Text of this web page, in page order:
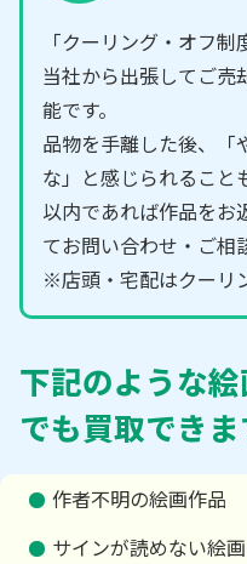
「クーリング・オフ制
当社から出張してご売
能です。
品物を手離した後、「
な」と感じられること
以内であれば作品をお
てお問い合わせ・ご相
※店頭・宅配はクーリ
下記のような
でも買取できま
作者不明の絵画作品
サインが読めない絵画